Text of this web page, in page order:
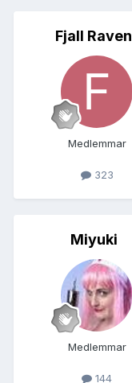
Fjall Raven
Medlemmar
323
Miyuki
Medlemmar
144